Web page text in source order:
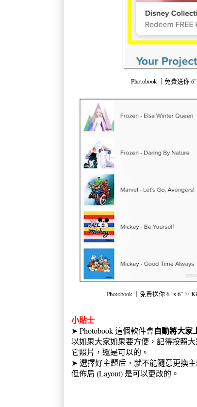
Photobook ｜免費送你
Photobook ｜免費送你 6" x 6"
小貼士
➤ Photobook 這個軟件會自動將大家
以如果大家如果要方便，記得按照
它照片，還是可以的。
➤ 選擇好主題后，就不能隨意更換
但佈局 (Layout) 是可以更改的。